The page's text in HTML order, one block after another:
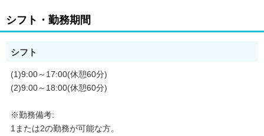
シフト・勤務期間
シフト
(1)9:00～17:00(休憩60分)
(2)9:00～18:00(休憩60分)
※勤務備考:
1または2の勤務が可能な方。